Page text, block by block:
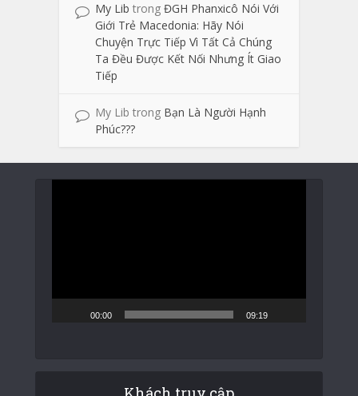
My Lib trong ĐGH Phanxicô Nói Với
Giới Trẻ Macedonia: Hãy Nói
Chuyện Trực Tiếp Vì Tất Cả Chúng
Ta Đều Được Kết Nối Nhưng Ít Giao
Tiếp
My Lib trong Bạn Là Người Hạnh
Phúc???
00:00 09:19